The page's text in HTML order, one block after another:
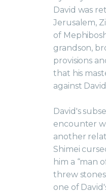
David was
Jerusalem,
of
grandson,
provisions
that his
against
David's
encounter
another
Shimei
him a “man
threw stones
one of